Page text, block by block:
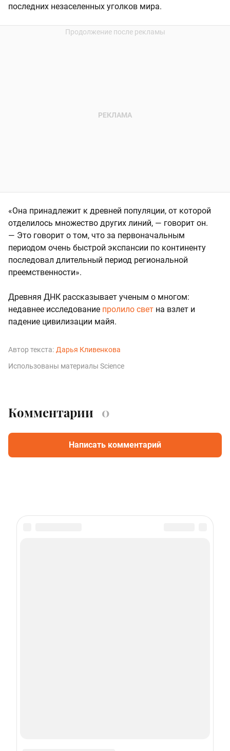
последних незаселенных уголков мира.
«Она принадлежит к древней популяции, от которой
отделилось множество других линий, — говорит он.
— Это говорит о том, что за первоначальным
периодом очень быстрой экспансии по континенту
последовал длительный период региональной
преемственности».
Древняя ДНК рассказывает ученым о многом:
недавнее исследование пролило свет на взлет и
падение цивилизации майя.
Автор текста: Дарья Кливенкова
Использованы материалы Science
Комментарии 0
Написать комментарий